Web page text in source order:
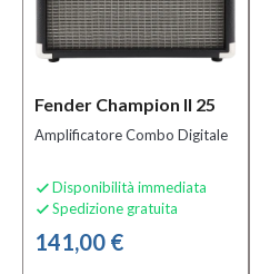
Fender Champion II 25
Amplificatore Combo Digitale
 Disponibilità immediata
 Spedizione gratuita
141,00 €